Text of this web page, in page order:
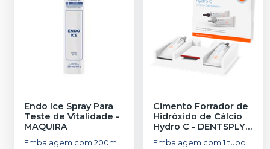
Endo Ice Spray Para
Teste de Vitalidade -
MAQUIRA
Embalagem com 200ml.
Cimento Forrador de
Hidróxido de Cálcio
Hydro C - DENTSPLY
SIRONA
Embalagem com 1 tubo